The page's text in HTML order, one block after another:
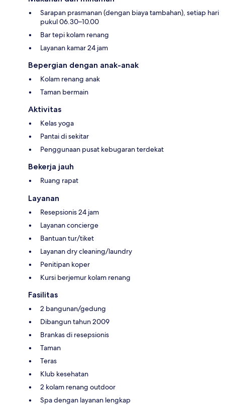
Sarapan prasmanan (dengan biaya tambahan), setiap hari
pukul 06.30–10.00
Bar tepi kolam renang
Layanan kamar 24 jam
Bepergian dengan anak-anak
Kolam renang anak
Taman bermain
Aktivitas
Kelas yoga
Pantai di sekitar
Penggunaan pusat kebugaran terdekat
Bekerja jauh
Ruang rapat
Layanan
Resepsionis 24 jam
Layanan concierge
Bantuan tur/tiket
Layanan dry cleaning/laundry
Penitipan koper
Kursi berjemur kolam renang
Fasilitas
2 bangunan/gedung
Dibangun tahun 2009
Brankas di resepsionis
Taman
Teras
Klub kesehatan
2 kolam renang outdoor
Spa dengan layanan lengkap